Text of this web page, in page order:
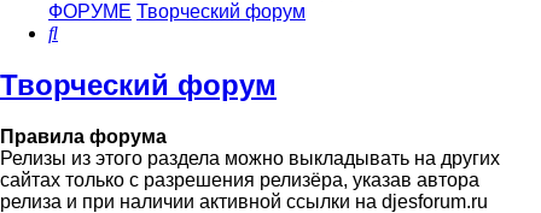
ФОРУМЕ Творческий форум
Поиск
Творческий форум
Правила форума
Релизы из этого раздела можно выкладывать на других
сайтах только с разрешения релизёра, указав автора
релиза и при наличии активной ссылки на djesforum.ru